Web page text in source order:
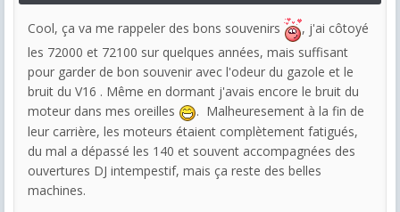
Cool, ça va me rappeler des bons souvenirs
, j'ai côtoyé
les 72000 et 72100 sur quelques années, mais suffisant
pour garder de bon souvenir avec l'odeur du gazole et le
bruit du V16 . Même en dormant j'avais encore le bruit du
moteur dans mes oreilles
. Malheuresement à la fin de
leur carrière, les moteurs étaient complètement fatigués,
du mal a dépassé les 140 et souvent accompagnées des
ouvertures DJ intempestif, mais ça reste des belles
machines.